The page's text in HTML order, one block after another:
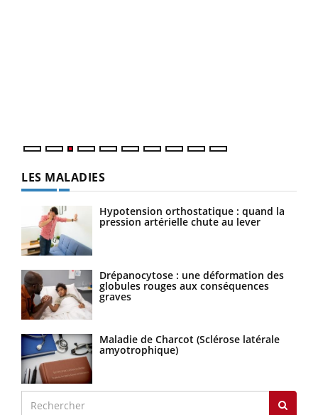
LES MALADIES
Hypotension orthostatique : quand la
pression artérielle chute au lever
Drépanocytose : une déformation des
globules rouges aux conséquences
graves
Maladie de Charcot (Sclérose latérale
amyotrophique)